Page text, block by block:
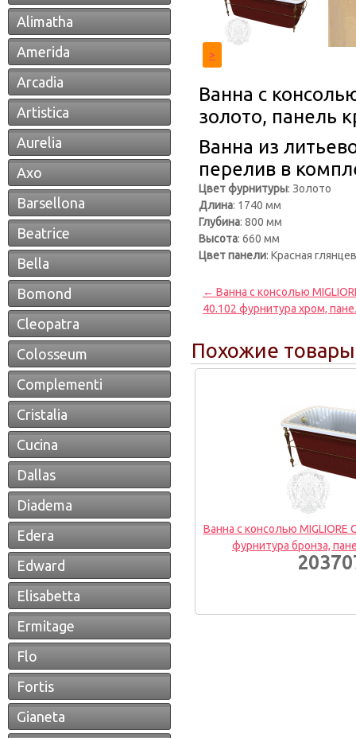
Alimatha
Amerida
Arcadia
Artistica
Aurelia
Axo
Barsellona
Beatrice
Bella
Bomond
Cleopatra
Colosseum
Complementi
Cristalia
Cucina
Dallas
Diadema
Edera
Edward
Elisabetta
Ermitage
Flo
Fortis
Gianeta
>
Ванна с
золото, панель
Ванна из
перелив в
Цвет фурнитуры: Золото
Длина: 1740 мм
Глубина: 800 мм
Высота: 660 мм
Цвет панели: Красная
← Ванна с консолью
40.102 фурнитура хром,
Похожие товары
Ванна с консолью MIGLIORE
фурнитура бронза,